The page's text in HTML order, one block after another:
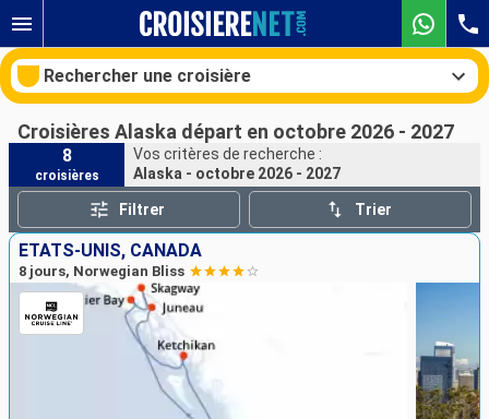
Rechercher une croisière
Nos destinations
Mois de départ
Ports
Rechercher
Croisières Alaska départ en octobre 2026 - 2027
8
croisières
Vos critères de recherche :
Alaska - octobre 2026 - 2027
Filtrer Trier
ÉTATS-UNIS, CANADA
8 jours, Norwegian Bliss